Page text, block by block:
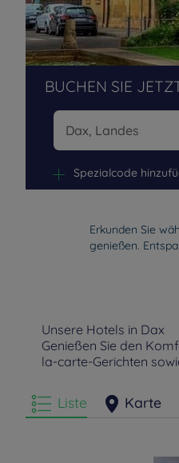
BUCHEN SIE
Spezialcode
Erkunden Sie
genießen.
Unsere Hotels in Dax
Genießen Sie den
la-carte-Gerichten
Liste Karte